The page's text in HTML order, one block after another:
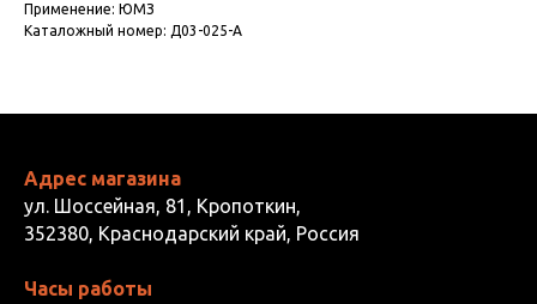
Применение: ЮМЗ
Каталожный номер: Д03-025-А
Адрес магазина
ул. Шоссейная, 81, Кропоткин,
352380, Краснодарский край, Россия
Часы работы